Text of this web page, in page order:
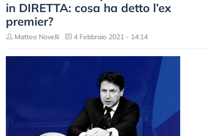
in DIRETTA: cosa ha detto l’ex
premier?
Matteo Novelli 4 Febbraio 2021 - 14:14